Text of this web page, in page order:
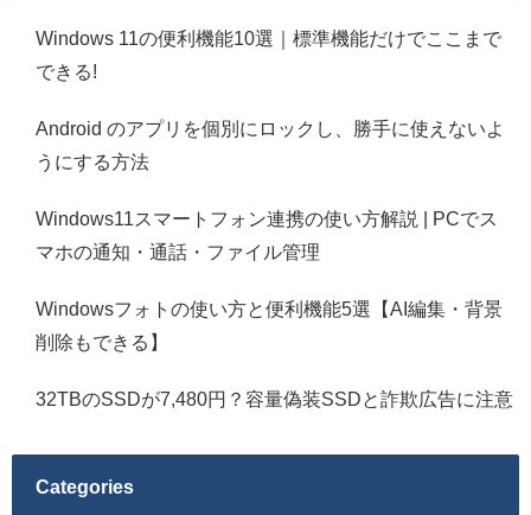
Windows 11の便利機能10選｜標準機能だけでここまで
できる!
Android のアプリを個別にロックし、勝手に使えないよ
うにする方法
Windows11スマートフォン連携の使い方解説 | PCでス
マホの通知・通話・ファイル管理
Windowsフォトの使い方と便利機能5選【AI編集・背景
削除もできる】
32TBのSSDが7,480円？容量偽装SSDと詐欺広告に注意
Categories